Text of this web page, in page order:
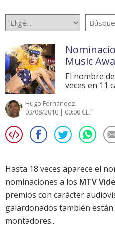
Music
El nombre
veces en 11
Hugo Fernández
03/08/2010 | 00:00 CET
Hasta 18 veces aparece el
nominaciones a los MTV
premios con carácter
galardonados también
montadores...